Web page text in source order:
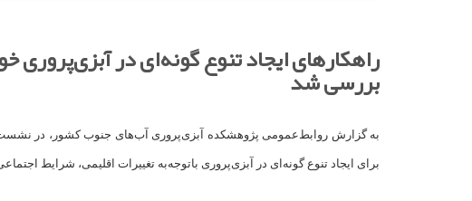
راهکارهای ایجاد تنوع گونه‌ای در
بررسی شد
به گزارش روابط‌عمومی پژوهشکده آبزی‌پروری آب‌های جنوب کشور، در
برای ایجاد تنوع گونه‌ای در آبزی‌پروری باتوجه‌به تغییرات اقلیمی، شرایط